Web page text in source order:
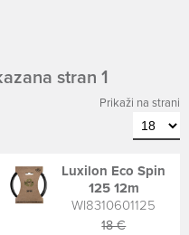
stran 1
Prikaži na strani
Luxilon Eco Spin
125 12m
WI8310601125
18 €